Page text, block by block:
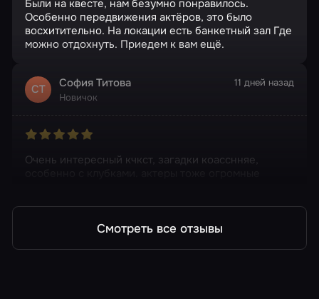
Были на квесте, нам безумно понравилось.
Особенно передвижения актёров, это было
восхитительно. На локации есть банкетный зал Где
можно отдохнуть. Приедем к вам ещё.
СТ София Титова
Новичок
11 дней назад
Очень интересный кчкст, загадки коасснняе,
Смотреть все отзывы